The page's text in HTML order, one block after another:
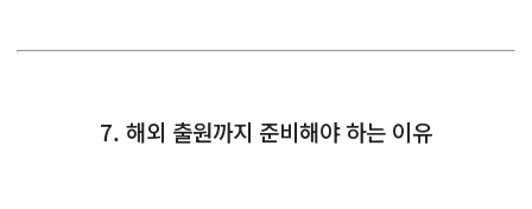
7. 해외 출원까지 준비해야 하는 이유